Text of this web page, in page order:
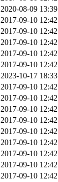
2020-08-09 13:39
2017-09-10 12:42
2017-09-10 12:42
2017-09-10 12:42
2017-09-10 12:42
2017-09-10 12:42
2023-10-17 18:33
2017-09-10 12:42
2017-09-10 12:42
2017-09-10 12:42
2017-09-10 12:42
2017-09-10 12:42
2017-09-10 12:42
2017-09-10 12:42
2017-09-10 12:42
2017-09-10 12:42